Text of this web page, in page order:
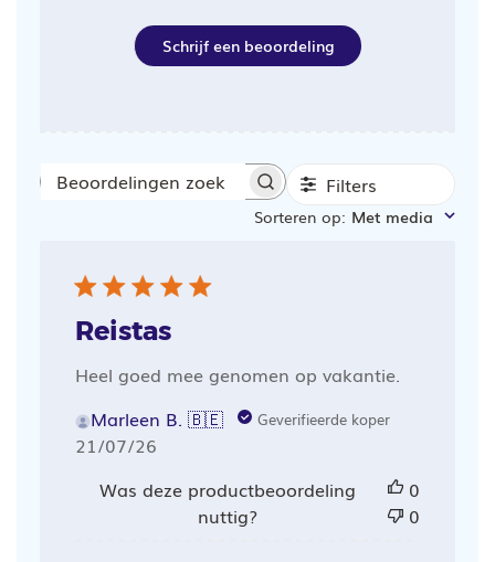
Schrijf een beoordeling
Beoordelingen
Filters
Sorteren op: Met media
Reistas
Heel goed mee genomen op vakantie.
Marleen B. 🇧🇪
Geverifieerde koper
Publicatiedatum
21/07/26
Was deze productbeoordeling
nuttig?
0
0